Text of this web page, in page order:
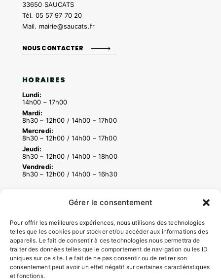
Gérer le consentement
Pour offrir les meilleures expériences, nous utilisons des technologies
telles que les cookies pour stocker et/ou accéder aux informations des
appareils. Le fait de consentir à ces technologies nous permettra de
traiter des données telles que le comportement de navigation ou les ID
uniques sur ce site. Le fait de ne pas consentir ou de retirer son
consentement peut avoir un effet négatif sur certaines caractéristiques
et fonctions.
33650 SAUCATS
Tél. 05 57 97 70 20
Mail. mairie@saucats.fr
NOUS CONTACTER
HORAIRES
Lundi:
14h00 – 17h00
Mardi:
8h30 – 12h00 / 14h00 – 17h00
Mercredi:
8h30 – 12h00 / 14h00 – 17h00
Jeudi:
8h30 – 12h00 / 14h00 – 18h00
Vendredi:
8h30 – 12h00 / 14h00 – 16h30
ACCÉS RAPIDES
Contacter la mairie
Pôle santé
Le Saucatais
Formalités administratives
Restauration scolaire
Demander un composteur